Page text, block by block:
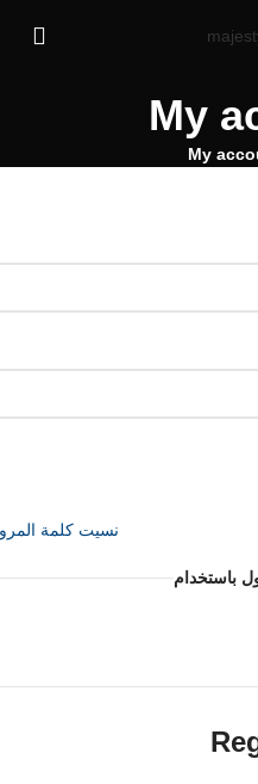
My
My
نسيت كلمة
باستخدام